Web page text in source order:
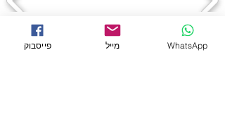
← לכל המוצרים פייסבוק מייל WhatsApp